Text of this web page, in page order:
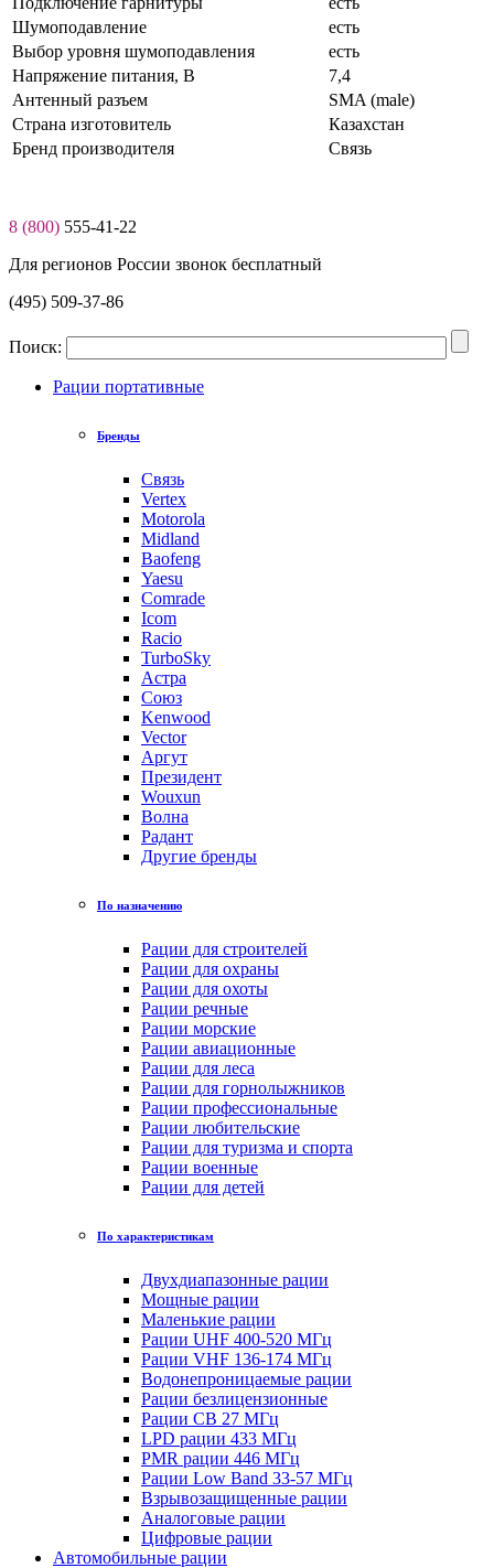
Шумоподавление
есть
Выбор уровня шумоподавления
есть
Нaпряжение питaния, В
7,4
Антенный разъем
SMA (male)
Страна изготовитель
Казахстан
Бренд производителя
Связь
8 (800) 555-41-22
Для регионов России звонок бесплатный
(495) 509-37-86
Поиск:
Рации портативные
Бренды
Связь
Vertex
Motorola
Midland
Baofeng
Yaesu
Comrade
Icom
Racio
TurboSky
Астра
Союз
Kenwood
Vector
Аргут
Президент
Wouxun
Волна
Радант
Другие бренды
По назначению
Рации для строителей
Рации для охраны
Рации для охоты
Рации речные
Рации морские
Рации авиационные
Рации для леса
Рации для горнолыжников
Рации профессиональные
Рации любительские
Рации для туризма и спорта
Рации военные
Рации для детей
По характеристикам
Двухдиапазонные рации
Мощные рации
Маленькие рации
Рации UHF 400-520 МГц
Рации VHF 136-174 МГц
Водонепроницаемые рации
Рации безлицензионные
Рации CB 27 МГц
LPD рации 433 МГц
PMR рации 446 МГц
Рации Low Band 33-57 МГц
Взрывозащищенные рации
Аналоговые рации
Цифровые рации
Автомобильные рации